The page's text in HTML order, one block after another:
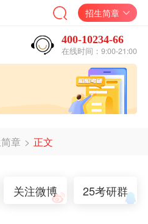
招生简章
400-10234-66
在线时间：9:00-21:00
章 > 正文
关注微博 25考研群